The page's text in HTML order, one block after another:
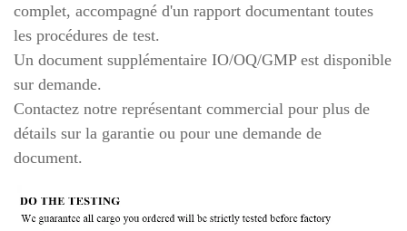
complet, accompagné d'un rapport documentant toutes
les procédures de test.
Un document supplémentaire IO/OQ/GMP est disponible
sur demande.
Contactez notre représentant commercial pour plus de
détails sur la garantie ou pour une demande de
document.